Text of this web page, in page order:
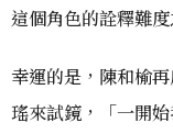
這個角色的詮釋難
幸運的是，陳和榆
瑤來試鏡，「一開